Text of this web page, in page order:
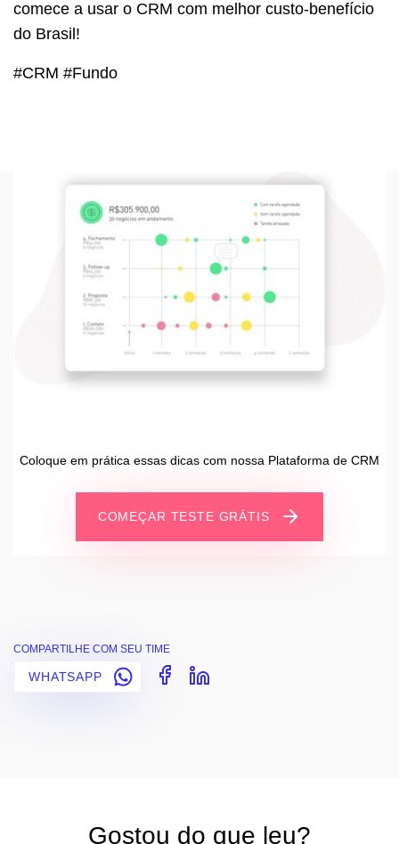
comece a usar o CRM com melhor custo-benefício
do Brasil!
#CRM #Fundo
Coloque em prática essas dicas com nossa Plataforma de CRM
COMEÇAR TESTE GRÁTIS
COMPARTILHE COM SEU TIME
WHATSAPP
Gostou do que leu?